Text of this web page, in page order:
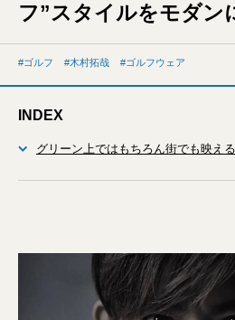
フ”スタイルをモダン
ゴルフ 木村拓哉 ゴルフウェア
INDEX
グリーン上ではもちろん街でも映え